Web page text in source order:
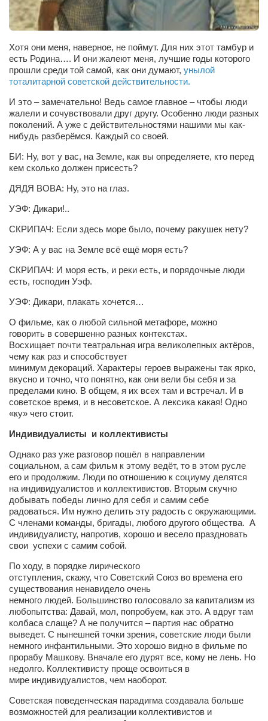
Кафе, клубы, рестораны
«Винегрет» — демократичный ресторан
«ЧАЙ — КАВА» магазин — кафе
Магазины
«CYCLE GARAGE» — магазин велосипедов
«Книголюб» — супермаркет
Багетный двор
МАГАЗИН СТИХОВ НА ЗАКАЗ
«Павел» — магазин мужской одежды
Туризм
Музыканты
Евгений Касьяненко
Сергей Коноз
Денис Федченко
Звукорежиссёры
Alfom Studio
Guitarproduction Studio
Поэты
Режиссёры
Художники
Надія Белокур
Анна Гидора
Леонтий Костур
Ирина Проценко
Александр Садовский
Сергей Степанов
Анна Черненко
Марина Фенота
Гостиная
Он и Она
Хотя они меня, наверное, не поймут. Для них этот тамбур и
есть Родина…. И они жалеют меня, лучшие годы которого
прошли среди той самой, как они думают, унылой
тоталитарной советской действительности.
И это – замечательно! Ведь самое главное – чтобы люди
жалели и сочувствовали друг другу. Особенно люди разных
поколений. А уже с действительностями нашими мы как-
нибудь разберёмся. Каждый со своей.
БИ: Ну, вот у вас, на Земле, как вы определяете, кто перед
кем сколько должен присесть?
ДЯДЯ ВОВА: Ну, это на глаз.
УЭФ: Дикари!..
СКРИПАЧ: Если здесь море было, почему ракушек нету?
УЭФ: А у вас на Земле всё ещё моря есть?
СКРИПАЧ: И моря есть, и реки есть, и порядочные люди
есть, господин Уэф.
УЭФ: Дикари, плакать хочется…
О фильме, как о любой сильной метафоре, можно
говорить в совершенно разных контекстах.
Восхищает почти театральная игра великолепных актёров,
чему как раз и способствует
минимум декораций. Характеры героев выражены так ярко,
вкусно и точно, что понятно, как они вели бы себя и за
пределами кино. В общем, я их всех там и встречал. И в
советское время, и в несоветское. А лексика какая! Одно
«ку» чего стоит.
Индивидуалисты и коллективисты
Однако раз уже разговор пошёл в направлении
социальном, а сам фильм к этому ведёт, то в этом русле
его и продолжим. Люди по отношению к социуму делятся
на индивидуалистов и коллективистов. Вторым скучно
добывать победы лично для себя и самим себе
радоваться. Им нужно делить эту радость с окружающими.
С членами команды, бригады, любого другого общества. А
индивидуалисту, напротив, хорошо и весело праздновать
свои успехи с самим собой.
По ходу, в порядке лирического
отступления, скажу, что Советский Союз во времена его
существования ненавидело очень
немного людей. Большинство голосовало за капитализм из
любопытства: Давай, мол, попробуем, как это. А вдруг там
колбаса слаще? А не получится – партия нас обратно
выведет. С нынешней точки зрения, советские люди были
немного инфантильными. Это хорошо видно в фильме по
прорабу Машкову. Вначале его дурят все, кому не лень. Но
недолго. Коллективисту проще освоиться в
мире индивидуалистов, чем наоборот.
Советская поведенческая парадигма создавала больше
возможностей для реализации коллективистов и